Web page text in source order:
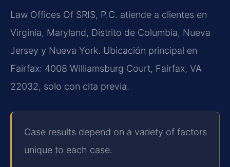
Law Offices Of SRIS, P.C. atiende a clientes en
Virginia, Maryland, Distrito de Columbia, Nueva
Jersey y Nueva York. Ubicación principal en
Fairfax: 4008 Williamsburg Court, Fairfax, VA
22032, solo con cita previa.
Case results depend on a variety of factors
unique to each case.